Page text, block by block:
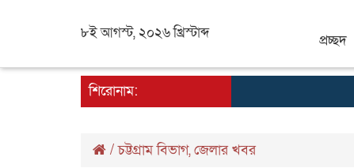
৮ই আগস্ট, ২০২৬ খ্রিস্টাব্দ প্রচ্ছদ
শিরোনাম:
/চট্টগ্রাম বিভাগ,জেলার খবর